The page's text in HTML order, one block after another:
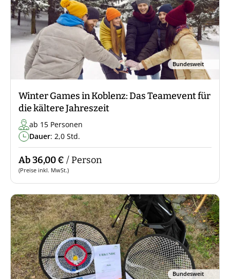
Bundesweit
Winter Games in Koblenz: Das Teamevent für
die kältere Jahreszeit
ab 15 Personen
Dauer: 2,0 Std.
Ab 36,00 € / Person
(Preise inkl. MwSt.)
Bundesweit